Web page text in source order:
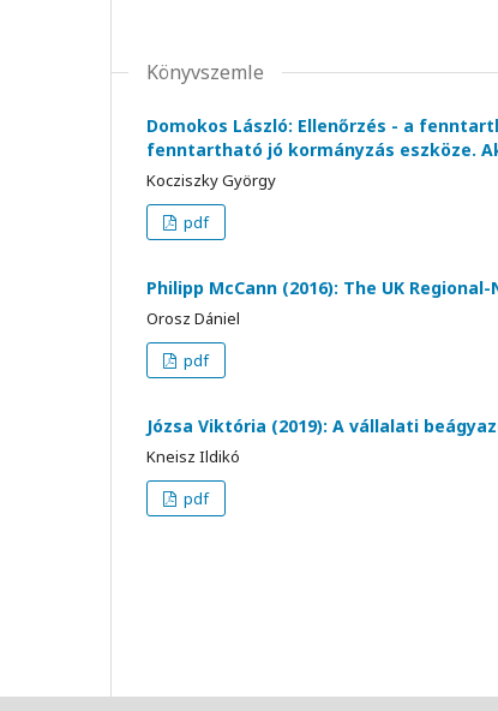
Könyvszemle
Domokos László: Ellenőrzés - a
fenntartható jó kormányzás eszköze.
Kocziszky György
pdf
Philipp McCann (2016): The UK
Orosz Dániel
pdf
Józsa Viktória (2019): A vállalati
Kneisz Ildikó
pdf